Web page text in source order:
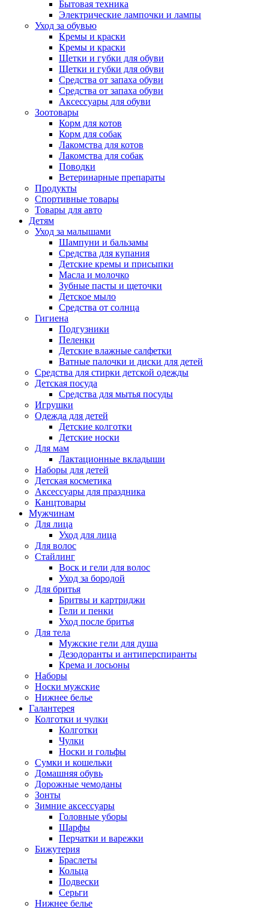
Бытовая техника
Электрические лампочки и лампы
Уход за обувью
Кремы и краски
Кремы и краски
Щетки и губки для обуви
Щетки и губки для обуви
Средства от запаха обуви
Средства от запаха обуви
Аксессуары для обуви
Зоотовары
Корм для котов
Корм для собак
Лакомства для котов
Лакомства для собак
Поводки
Ветеринарные препараты
Продукты
Спортивные товары
Товары для авто
Детям
Уход за малышами
Шампуни и бальзамы
Средства для купания
Детские кремы и присыпки
Масла и молочко
Зубные пасты и щеточки
Детское мыло
Средства от солнца
Гигиена
Подгузники
Пеленки
Детские влажные салфетки
Ватные палочки и диски для детей
Средства для стирки детской одежды
Детская посуда
Средства для мытья посуды
Игрушки
Одежда для детей
Детские колготки
Детские носки
Для мам
Лактационные вкладыши
Наборы для детей
Детская косметика
Аксессуары для праздника
Канцтовары
Мужчинам
Для лица
Уход для лица
Для волос
Стайлинг
Воск и гели для волос
Уход за бородой
Для бритья
Бритвы и картриджи
Гели и пенки
Уход после бритья
Для тела
Мужские гели для душа
Дезодоранты и антиперспиранты
Крема и лосьоны
Наборы
Носки мужские
Нижнее белье
Галантерея
Колготки и чулки
Колготки
Чулки
Носки и гольфы
Сумки и кошельки
Домашняя обувь
Дорожные чемоданы
Зонты
Зимние аксессуары
Головные уборы
Шарфы
Перчатки и варежки
Бижутерия
Браслеты
Кольца
Подвески
Серьги
Нижнее белье